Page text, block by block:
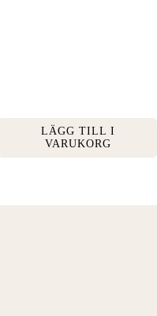
LÄGG TILL I
VARUKORG